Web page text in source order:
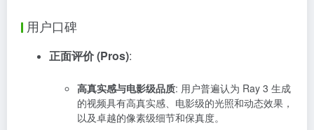
用户口碑
正面评价 (Pros):
高真实感与电影级品质: 用户普遍认为 Ray 3 生成
的视频具有高真实感、电影级的光照和动态效果，
以及卓越的像素级细节和保真度。